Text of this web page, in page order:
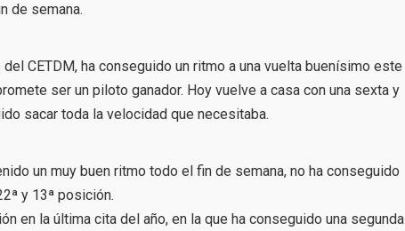
de semana.
CETDM, ha conseguido un ritmo a una vuelta buenísimo este
ser un piloto ganador. Hoy vuelve a casa con una sexta y
sacar toda la velocidad que necesitaba.
un muy buen ritmo todo el fin de semana, no ha conseguido
y 13ª posición.
en la última cita del año, en la que ha conseguido una segunda